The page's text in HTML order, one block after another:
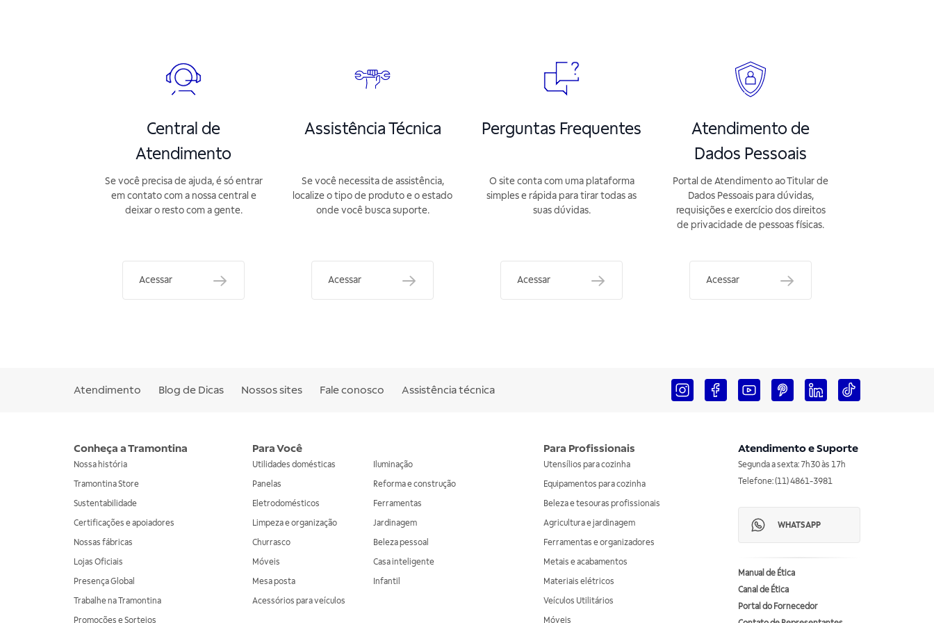
Central de
Atendimento
Se você precisa de ajuda, é só entrar
em contato com a nossa central e
deixar o resto com a gente.
Acessar
Assistência Técnica
Se você necessita de assistência,
localize o tipo de produto e o estado
onde você busca suporte.
Acessar
Perguntas Frequentes
O site conta com uma plataforma
simples e rápida para tirar todas as
suas dúvidas.
Acessar
Atendimento de
Dados Pessoais
Portal de Atendimento ao Titular de
Dados Pessoais para dúvidas,
requisições e exercício dos direitos
de privacidade de pessoas físicas.
Acessar
Atendimento Blog de Dicas Nossos sites Fale conosco Assistência técnica
Conheça a Tramontina
Nossa história
Tramontina Store
Sustentabilidade
Certificações e apoiadores
Nossas fábricas
Lojas Oficiais
Presença Global
Trabalhe na Tramontina
Promoções e Sorteios
Para Você
Utilidades domésticas
Panelas
Eletrodomésticos
Limpeza e organização
Churrasco
Móveis
Mesa posta
Acessórios para veículos
Iluminação
Reforma e construção
Ferramentas
Jardinagem
Beleza pessoal
Casa inteligente
Infantil
Para Profissionais
Utensílios para cozinha
Equipamentos para cozinha
Beleza e tesouras profissionais
Agricultura e jardinagem
Ferramentas e organizadores
Metais e acabamentos
Materiais elétricos
Veículos Utilitários
Móveis
Atendimento e Suporte
Segunda a sexta: 7h30 às 17h
Telefone: (11) 4861-3981
WHATSAPP
Manual de Ética
Canal de Ética
Portal do Fornecedor